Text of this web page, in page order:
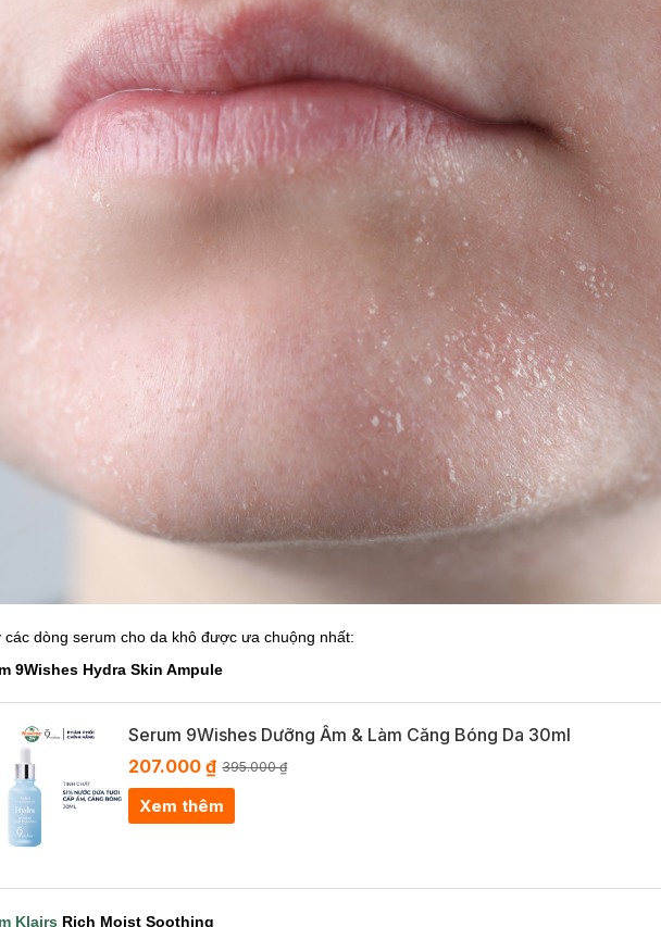
các dòng serum cho da khô được ưa chuộng nhất:
9Wishes Hydra Skin Ampule
Serum 9Wishes Dưỡng Ẩm & Làm Căng Bóng Da 30ml
207.000 ₫ 395.000 ₫
Xem thêm
Klairs Rich Moist Soothing